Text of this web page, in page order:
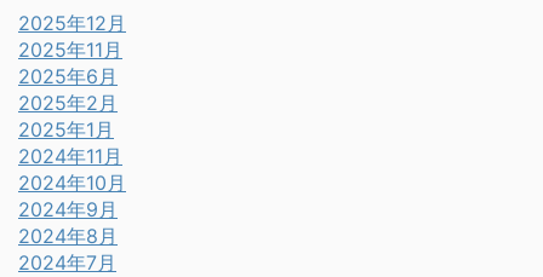
2025年12月
2025年11月
2025年6月
2025年2月
2025年1月
2024年11月
2024年10月
2024年9月
2024年8月
2024年7月